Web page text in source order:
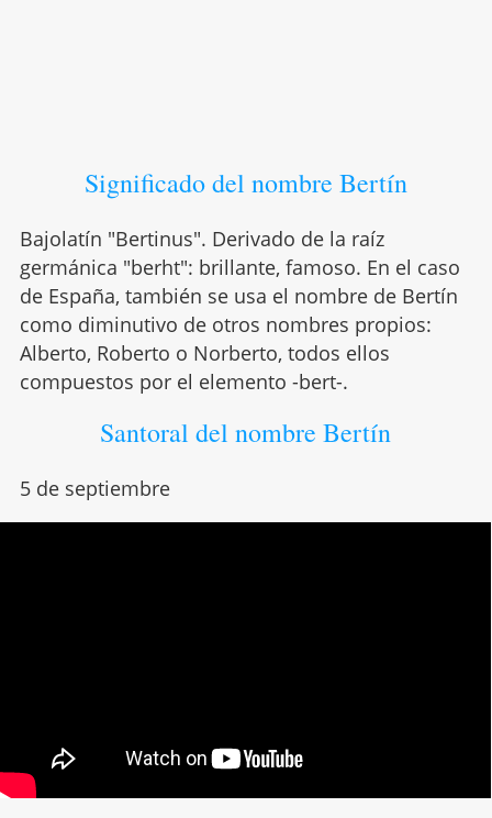
Significado del nombre Bertín
Bajolatín "Bertinus". Derivado de la raíz
germánica "berht": brillante, famoso. En el caso
de España, también se usa el nombre de Bertín
como diminutivo de otros nombres propios:
Alberto, Roberto o Norberto, todos ellos
compuestos por el elemento -bert-.
Santoral del nombre Bertín
5 de septiembre